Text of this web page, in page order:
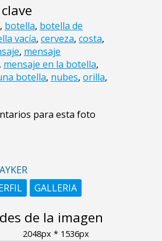
, botella, botella de
vacía, cerveza, costa,
, mensaje
, mensaje en la botella,
botella, nubes, orilla,
para esta foto
GALLERIA
de la imagen
2048px * 1536px